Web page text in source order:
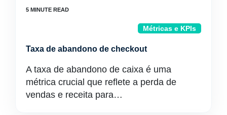
Métricas e KPIs
Taxa de abandono de checkout
A taxa de abandono de caixa é uma
métrica crucial que reflete a perda de
vendas e receita para…